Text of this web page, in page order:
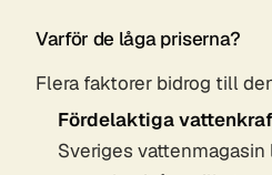
Varför de låga priserna?
Flera faktorer bidrog till
Fördelaktiga
Sveriges